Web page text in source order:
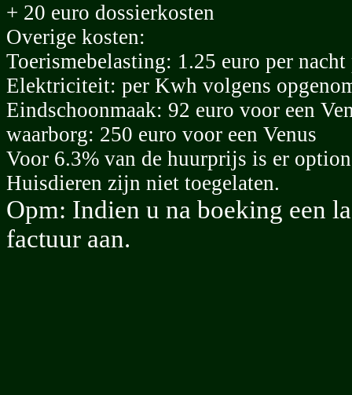
+ 20 euro dossierkosten
Overige kosten:
Toerismebelasting: 1.25 euro per
Elektriciteit: per Kwh volgens
Eindschoonmaak: 92 euro voor een
waarborg: 250 euro voor een Venus
Voor 6.3% van de huurprijs is er
Huisdieren zijn niet toegelaten.
Opm: Indien u na boeking een
factuur aan.